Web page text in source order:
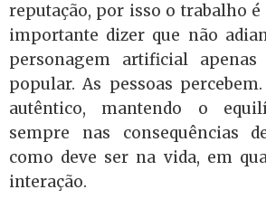
reputação, por isso o trabalho é
importante dizer que não
personagem artificial
popular. As pessoas
autêntico, mantendo o
sempre nas consequências
como deve ser na vida, em
interação.